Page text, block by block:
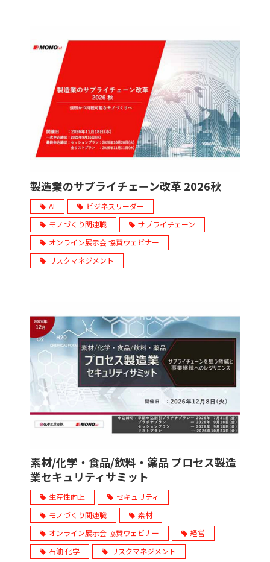
製造業のサプライチェーン改革 2026秋
AI
ビジネスリーダー
モノづくり関連職
サプライチェーン
オンライン展示会 協賛ウェビナー
リスクマネジメント
素材/化学・食品/飲料・薬品 プロセス製造
業セキュリティサミット
生産性向上
セキュリティ
モノづくり関連職
素材
オンライン展示会 協賛ウェビナー
経営
石油 化学
リスクマネジメント